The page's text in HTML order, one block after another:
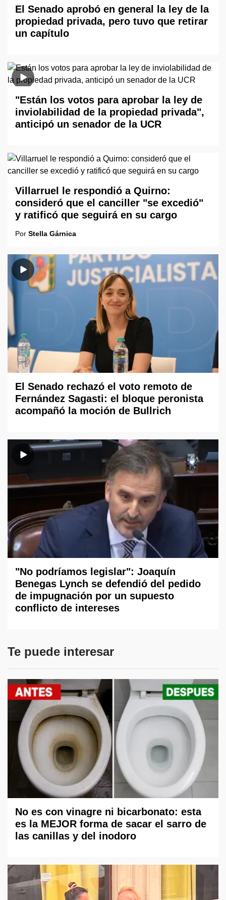
El Senado aprobó en general la ley de la
propiedad privada, pero tuvo que retirar
un capítulo
"Están los votos para aprobar la ley de
inviolabilidad de la propiedad privada",
anticipó un senador de la UCR
Villarruel le respondió a Quirno:
consideró que el canciller "se excedió"
y ratificó que seguirá en su cargo
Por Stella Gárnica
El Senado rechazó el voto remoto de
Fernández Sagasti: el bloque peronista
acompañó la moción de Bullrich
"No podríamos legislar": Joaquín
Benegas Lynch se defendió del pedido
de impugnación por un supuesto
conflicto de intereses
Te puede interesar
No es con vinagre ni bicarbonato: esta
es la MEJOR forma de sacar el sarro de
las canillas y del inodoro